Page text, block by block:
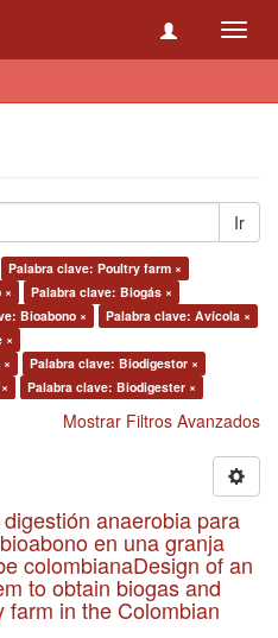
Ir
Palabra clave: Poultry farm ×
×
Palabra clave: Biogás ×
Bioabono ×
Palabra clave: Avícola ×
×
Palabra clave: Biodigestor ×
Palabra clave: Biodigester ×
Mostrar Filtros Avanzados
anaerobia para
en una granja
colombianaDesign of an
to obtain biogas and
in the Colombian